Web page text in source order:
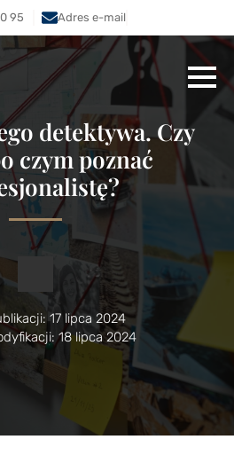
95 Adres e-mail
detektywa. Czy
czym poznać
17 lipca 2024
18 lipca 2024